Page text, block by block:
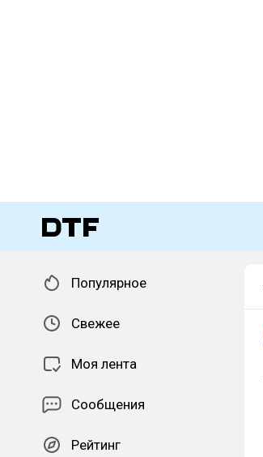
Популярное
Свежее
Моя лента
Сообщения
Рейтинг